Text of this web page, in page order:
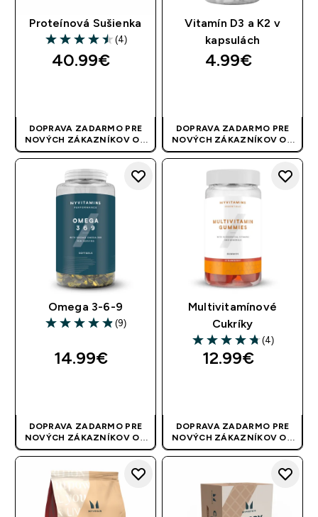
Proteínová Sušienka
4.5 out of 5 stars
(4)
40.99€‎
DOPRAVA ZADARMO PRE
NOVÝCH ZÁKAZNÍKOV OD
40 EUR| AKCIA SA APLIKUJE
Vitamín D3 a K2 v
kapsulách
4.99€‎
DOPRAVA ZADARMO PRE
NOVÝCH ZÁKAZNÍKOV OD
40 EUR| AKCIA SA APLIKUJE
Omega 3-6-9
4.89 out of 5 stars
(9)
14.99€‎
DOPRAVA ZADARMO PRE
NOVÝCH ZÁKAZNÍKOV OD
40 EUR| AKCIA SA APLIKUJE
Multivitamínové
Cukríky
4.75 out of 5 stars
(4)
12.99€‎
DOPRAVA ZADARMO PRE
NOVÝCH ZÁKAZNÍKOV OD
40 EUR| AKCIA SA APLIKUJE